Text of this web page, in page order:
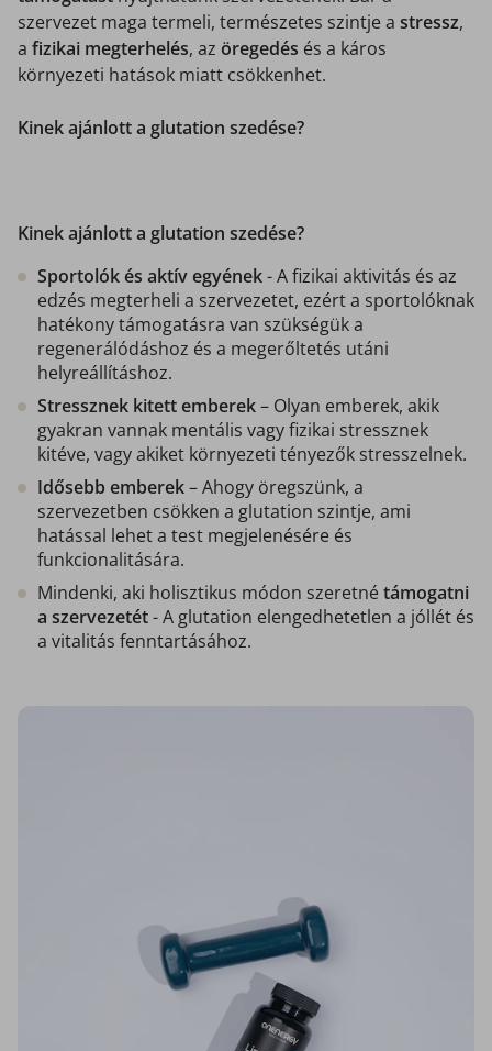
szervezet maga termeli, természetes szintje a stressz,
a fizikai megterhelés, az öregedés és a káros
környezeti hatások miatt csökkenhet.
Kinek ajánlott a glutation szedése?
Kinek ajánlott a glutation szedése?
Sportolók és aktív egyének- A fizikai aktivitás és az
edzés megterheli a szervezetet, ezért a sportolóknak
hatékony támogatásra van szükségük a
regenerálódáshoz és a megerőltetés utáni
helyreállításhoz.
Stressznek kitett emberek– Olyan emberek, akik
gyakran vannak mentális vagy fizikai stressznek
kitéve, vagy akiket környezeti tényezők stresszelnek.
Idősebb emberek– Ahogy öregszünk, a
szervezetben csökken a glutation szintje, ami
hatással lehet a test megjelenésére és
funkcionalitására.
Mindenki, aki holisztikus módon szeretné támogatni
a szervezetét- A glutation elengedhetetlen a jóllét és
a vitalitás fenntartásához.